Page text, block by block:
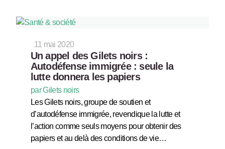
11 mai 2020
Un appel des Gilets noirs :
Autodéfense immigrée : seule la
lutte donnera les papiers
par Gilets noirs
Les Gilets noirs, groupe de soutien et
d’autodéfense immigrée, revendique la lutte et
l’action comme seuls moyens pour obtenir des
papiers et au delà des conditions de vie…